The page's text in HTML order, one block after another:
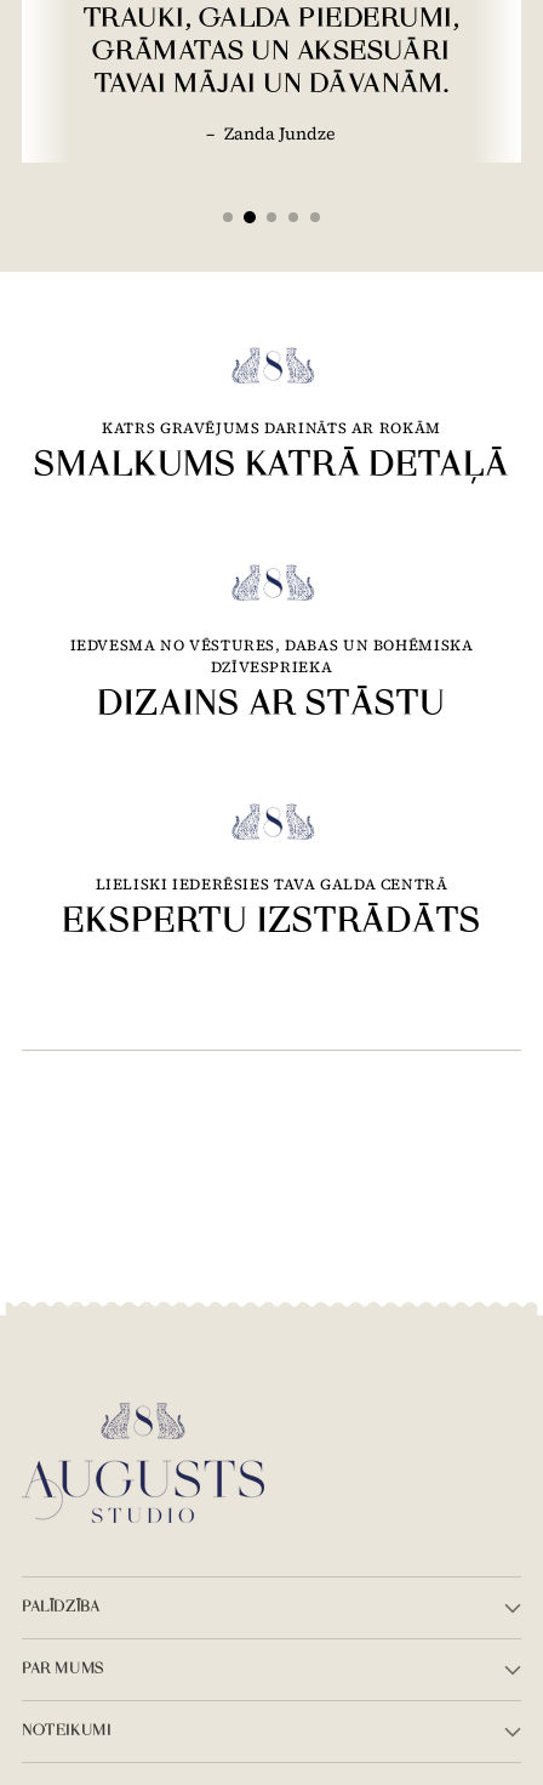
TRAUKI, GALDA PIEDERUMI,
GRĀMATAS UN AKSESUĀRI
TAVAI MĀJAI UN DĀVANĀM.
– Zanda Jundze
KATRS GRAVĒJUMS DARINĀTS AR ROKĀM
SMALKUMS KATRĀ DETAĻĀ
IEDVESMA NO VĒSTURES, DABAS UN BOHĒMISKA
DZĪVESPRIEKA
DIZAINS AR STĀSTU
LIELISKI IEDERĒSIES TAVA GALDA CENTRĀ
EKSPERTU IZSTRĀDĀTS
PALĪDZĪBA
PAR MUMS
NOTEIKUMI